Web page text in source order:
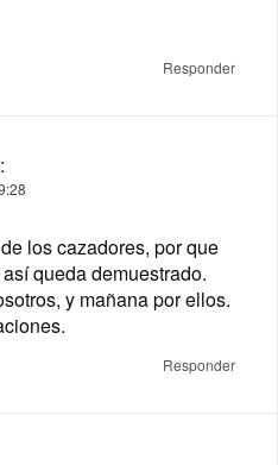
Responder
los cazadores, por que
queda demuestrado.
y mañana por ellos.
Responder